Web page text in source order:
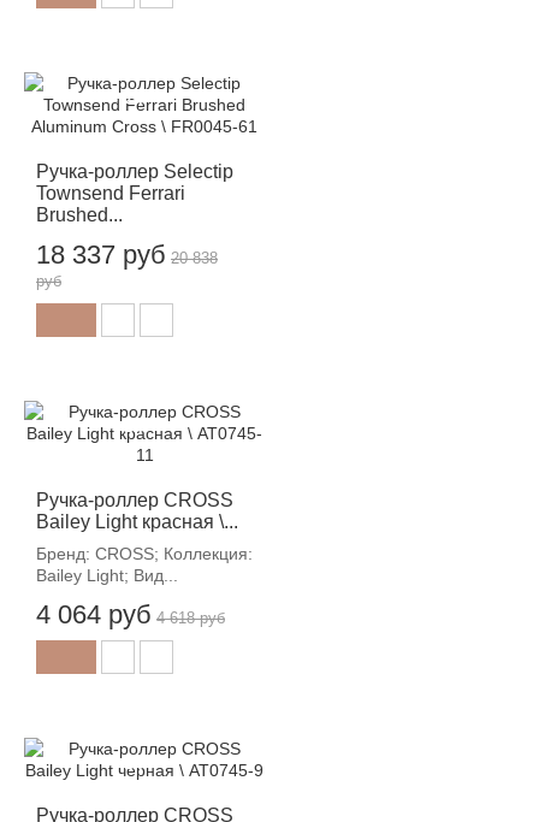
Ручка-роллер Selectip
Townsend Ferrari
Brushed...
18 337 руб
-12%
20 838
руб
Ручка-роллер CROSS
Bailey Light красная \...
Бренд: CROSS; Коллекция:
Bailey Light; Вид...
4 064 руб
-12%
4 618 руб
Ручка-роллер CROSS
-12%